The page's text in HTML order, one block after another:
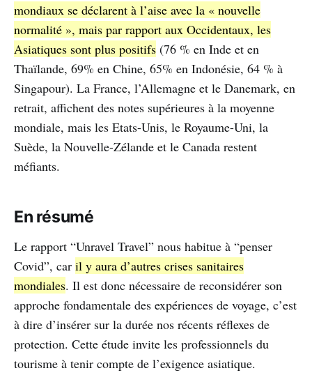
mondiaux se déclarent à l’aise avec la « nouvelle
normalité », mais par rapport aux Occidentaux, les
Asiatiques sont plus positifs (76 % en Inde et en
Thaïlande, 69% en Chine, 65% en Indonésie, 64 % à
Singapour). La France, l’Allemagne et le Danemark, en
retrait, affichent des notes supérieures à la moyenne
mondiale, mais les Etats-Unis, le Royaume-Uni, la
Suède, la Nouvelle-Zélande et le Canada restent
méfiants.
En résumé
Le rapport “Unravel Travel” nous habitue à “penser
Covid”, car il y aura d’autres crises sanitaires
mondiales. Il est donc nécessaire de reconsidérer son
approche fondamentale des expériences de voyage, c’est
à dire d’insérer sur la durée nos récents réflexes de
protection. Cette étude invite les professionnels du
tourisme à tenir compte de l’exigence asiatique.